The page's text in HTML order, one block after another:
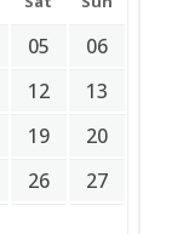
05
06
12
13
19
20
26
27